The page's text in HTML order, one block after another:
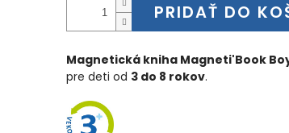
PRIDAŤ DO
Magnetická kniha Magneti'Book
pre deti od 3 do 8 rokov.